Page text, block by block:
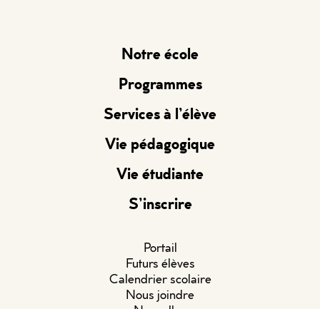
Notre école
Programmes
Services à l’élève
Vie pédagogique
Vie étudiante
S’inscrire
Portail
Futurs élèves
Calendrier scolaire
Nous joindre